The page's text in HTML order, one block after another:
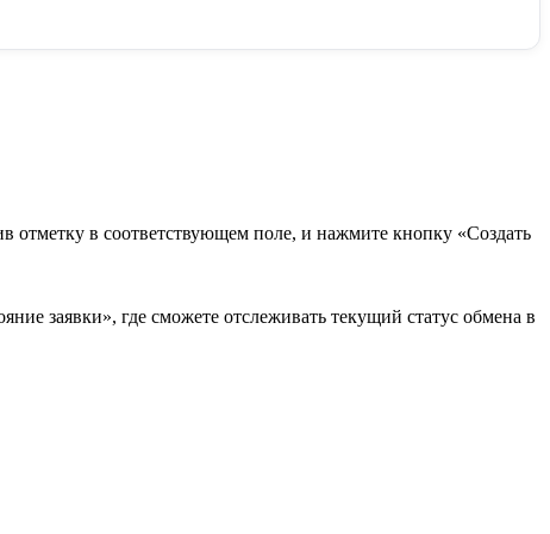
отметку в соответствующем поле, и нажмите кнопку «Создать
заявки», где сможете отслеживать текущий статус обмена в